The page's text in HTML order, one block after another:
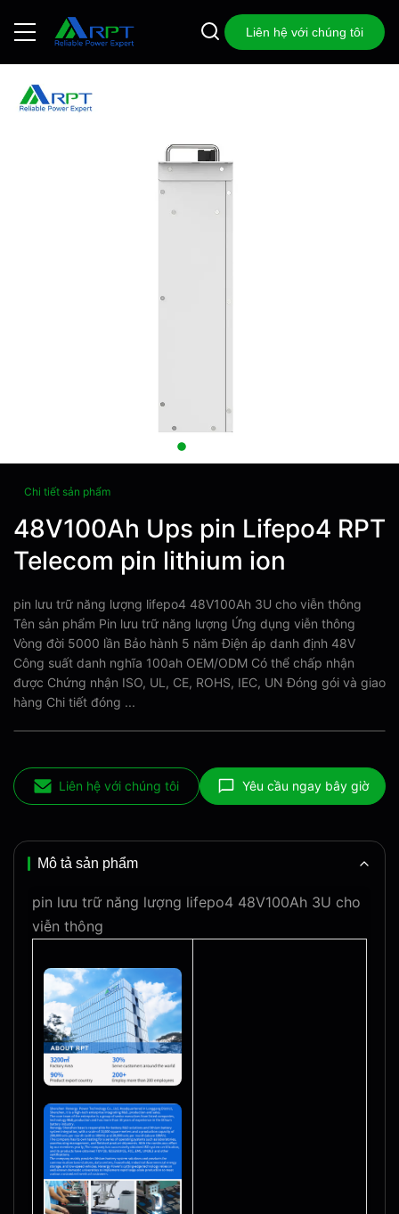
Liên hệ với chúng tôi
Chi tiết sản phẩm
48V100Ah Ups pin Lifepo4 RPT
Telecom pin lithium ion
pin lưu trữ năng lượng lifepo4 48V100Ah 3U cho viễn thông
Tên sản phẩm Pin lưu trữ năng lượng Ứng dụng viễn thông
Vòng đời 5000 lần Bảo hành 5 năm Điện áp danh định 48V
Công suất danh nghĩa 100ah OEM/ODM Có thể chấp nhận
được Chứng nhận ISO, UL, CE, ROHS, IEC, UN Đóng gói và giao
hàng Chi tiết đóng ...
Liên hệ với chúng tôi Yêu cầu ngay bây giờ
Mô tả sản phẩm
pin lưu trữ năng lượng lifepo4 48V100Ah 3U cho
viễn thông